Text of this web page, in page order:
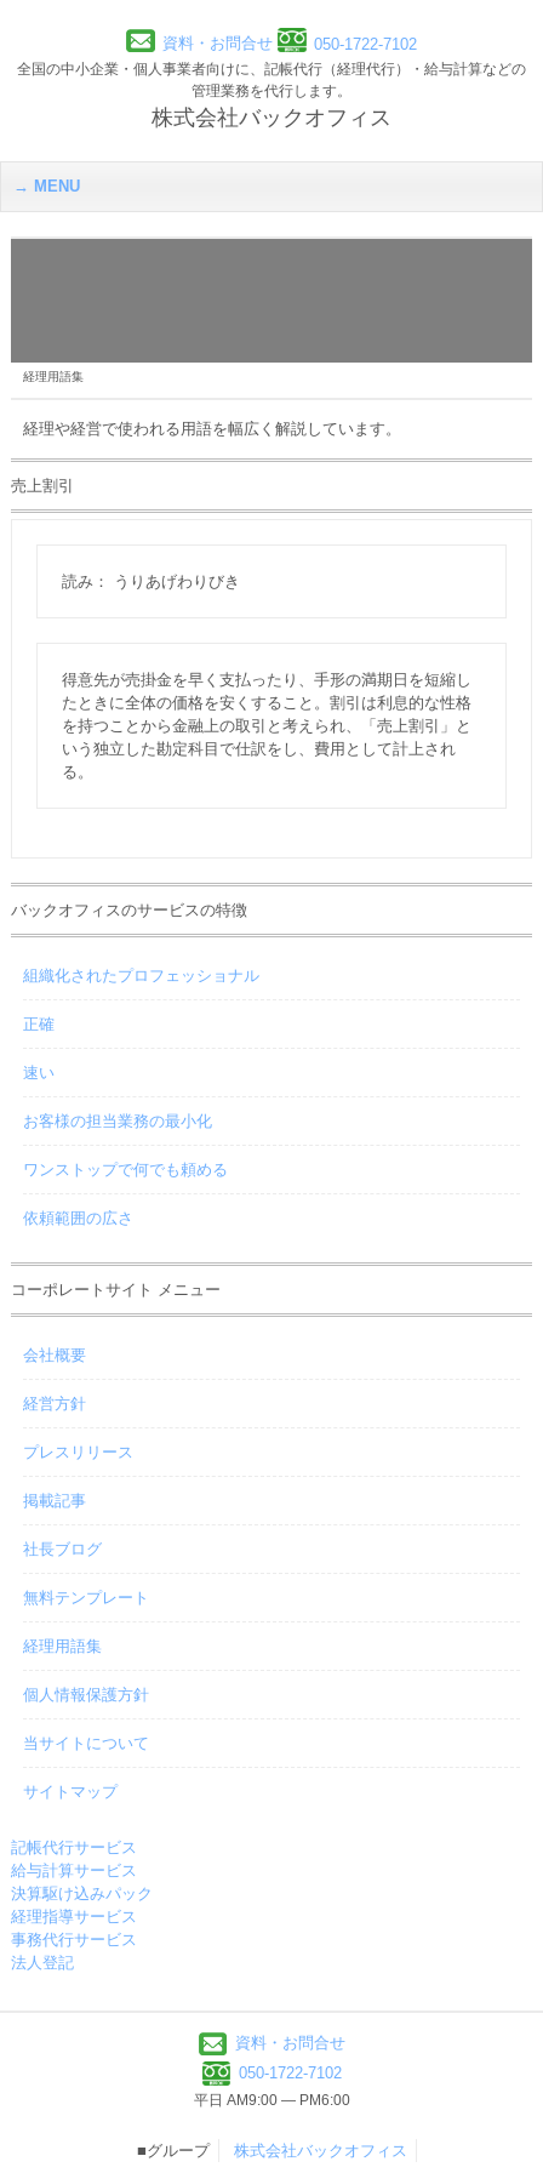
資料・お問合せ 050-1722-7102
全国の中小企業・個人事業者向けに、記帳代行（経理代行）・給与計算などの
管理業務を代行します。
株式会社バックオフィス
MENU
経理用語集
経理や経営で使われる用語を幅広く解説しています。
売上割引
読み： うりあげわりびき
得意先が売掛金を早く支払ったり、手形の満期日を短縮し
たときに全体の価格を安くすること。割引は利息的な性格
を持つことから金融上の取引と考えられ、「売上割引」と
いう独立した勘定科目で仕訳をし、費用として計上され
る。
バックオフィスのサービスの特徴
組織化されたプロフェッショナル
正確
速い
お客様の担当業務の最小化
ワンストップで何でも頼める
依頼範囲の広さ
コーポレートサイト メニュー
会社概要
経営方針
プレスリリース
掲載記事
社長ブログ
無料テンプレート
経理用語集
個人情報保護方針
当サイトについて
サイトマップ
記帳代行サービス
給与計算サービス
決算駆け込みパック
経理指導サービス
事務代行サービス
法人登記
資料・お問合せ
050-1722-7102
平日 AM9:00 ― PM6:00
■グループ 株式会社バックオフィス